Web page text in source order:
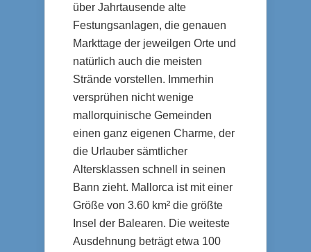
über Jahrtausende alte
Festungsanlagen, die genauen
Markttage der jeweilgen Orte und
natürlich auch die meisten
Strände vorstellen. Immerhin
versprühen nicht wenige
mallorquinische Gemeinden
einen ganz eigenen Charme, der
die Urlauber sämtlicher
Altersklassen schnell in seinen
Bann zieht. Mallorca ist mit einer
Größe von 3.60 km² die größte
Insel der Balearen. Die weiteste
Ausdehnung beträgt etwa 100